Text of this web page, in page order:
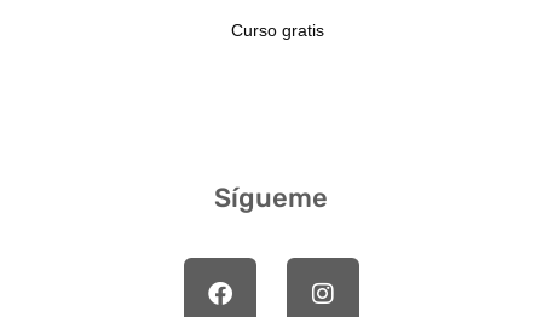
Curso gratis
Sígueme